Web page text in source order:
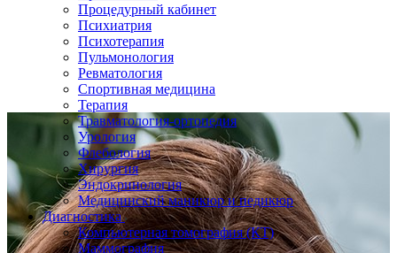
Процедурный кабинет
Психиатрия
Психотерапия
Пульмонология
Ревматология
Спортивная медицина
Терапия
Травматология-ортопедия
Урология
Флебология
Хирургия
Эндокринология
Медицинский маникюр и педикюр
Диагностика
Компьютерная томография (КТ)
Маммография